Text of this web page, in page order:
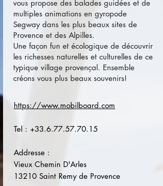
vous propose des balades guidées et de
multiples animations en gyropode
Segway dans les plus beaux sites de
Provence et des Alpilles.
Une façon fun et écologique de découvrir
les richesses naturelles et culturelles de ce
typique village provençal. Ensemble
créons vous plus beaux souvenirs!
https://www.mobilboard.com
Tel : +33.6.77.57.70.15
Addresse :
Vieux Chemin D'Arles
13210 Saint Remy de Provence